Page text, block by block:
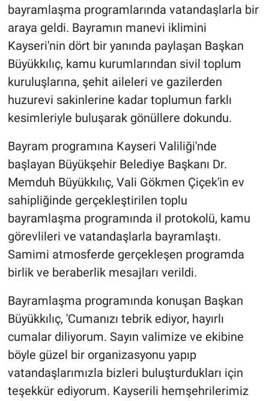
bayramlaşma programlarında vatandaşlarla bir
araya geldi. Bayramın manevi iklimini
Kayseri'nin dört bir yanında paylaşan Başkan
Büyükkılıç, kamu kurumlarından sivil toplum
kuruluşlarına, şehit aileleri ve gazilerden
huzurevi sakinlerine kadar toplumun farklı
kesimleriyle buluşarak gönüllere dokundu.
Bayram programına Kayseri Valiliği'nde
başlayan Büyükşehir Belediye Başkanı Dr.
Memduh Büyükkılıç, Vali Gökmen Çiçek'in ev
sahipliğinde gerçekleştirilen toplu
bayramlaşma programında il protokolü, kamu
görevlileri ve vatandaşlarla bayramlaştı.
Samimi atmosferde gerçekleşen programda
birlik ve beraberlik mesajları verildi.
Bayramlaşma programında konuşan Başkan
Büyükkılıç, 'Cumanızı tebrik ediyor, hayırlı
cumalar diliyorum. Sayın valimize ve ekibine
böyle güzel bir organizasyonu yapıp
vatandaşlarımızla bizleri buluşturdukları için
teşekkür ediyorum. Kayserili hemşehrilerimiz